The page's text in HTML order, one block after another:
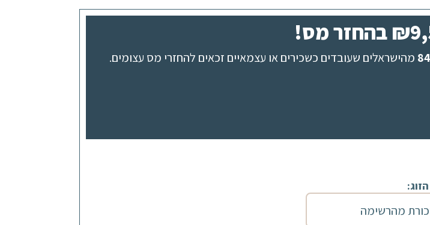
מהישראלים שעובדים כשכירים או עצמאיים זכאים להחזרי מס עצומים.